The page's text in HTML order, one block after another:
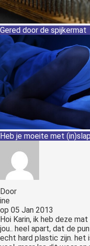
Gered door de spijkermat
Heb je moeite met
Door
ine
op 05 Jan 2013
Hoi Karin, ik heb deze
jou.. heel apart, dat de
echt hard plastic zijn. het